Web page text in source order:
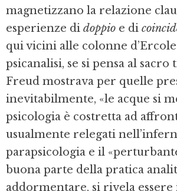
magnetizzano la relazione
esperienze di doppio e di
qui vicini alle colonne
psicanalisi, se si pensa al
Freud mostrava per quelle
inevitabilmente, «le acque si
psicologia è costretta ad
usualmente relegati
parapsicologia e il
buona parte della pratica
addormentare, si rivela